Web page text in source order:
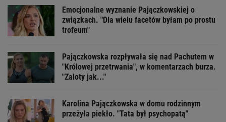
Emocjonalne wyznanie Pajączkowskiej o
związkach. "Dla wielu facetów byłam po prostu
trofeum"
Pajączkowska rozpływała się nad Pachutem w
"Królowej przetrwania", w komentarzach burza.
"Zaloty jak..."
Karolina Pajączkowska w domu rodzinnym
przeżyła piekło. "Tata był psychopatą"